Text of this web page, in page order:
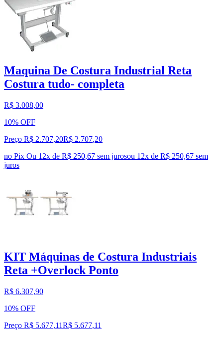
Maquina De Costura Industrial Reta
Costura tudo- completa
R$ 3.008,00
10% OFF
Preço R$ 2.707,20R$ 2.707,20
no Pix Ou 12x de R$ 250,67 sem jurosou 12x de R$ 250,67 sem
juros
KIT Máquinas de Costura Industriais
Reta +Overlock Ponto
R$ 6.307,90
10% OFF
Preço R$ 5.677,11R$ 5.677,11